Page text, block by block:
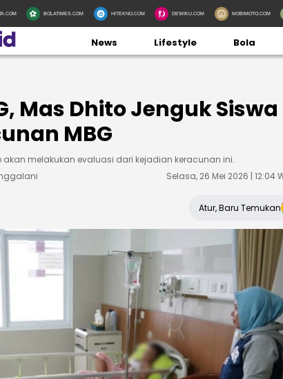
BOLATIMES.COM HITEKNO.COM DEWIKU.COM MOBIMOTO.COM
News Lifestyle Bola
Mas Dhito Jenguk Siswa
MBG
akan melakukan evaluasi dari kejadian keracunan ini.
Selasa, 26 Mei 2026 | 12:04
Atur, Baru Temukan